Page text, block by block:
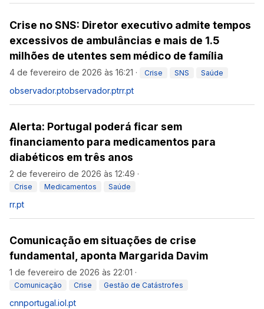
Crise no SNS: Diretor executivo admite tempos
excessivos de ambulâncias e mais de 1.5
milhões de utentes sem médico de família
4 de fevereiro de 2026 às 16:21 · Crise SNS Saúde
observador.ptobservador.ptrr.pt
Alerta: Portugal poderá ficar sem
financiamento para medicamentos para
diabéticos em três anos
2 de fevereiro de 2026 às 12:49 ·
Crise Medicamentos Saúde
rr.pt
Comunicação em situações de crise
fundamental, aponta Margarida Davim
1 de fevereiro de 2026 às 22:01 ·
Comunicação Crise Gestão de Catástrofes
cnnportugal.iol.pt